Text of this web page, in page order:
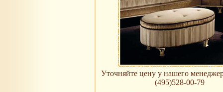
Уточняйте цену у нашего
(495)528-00-79